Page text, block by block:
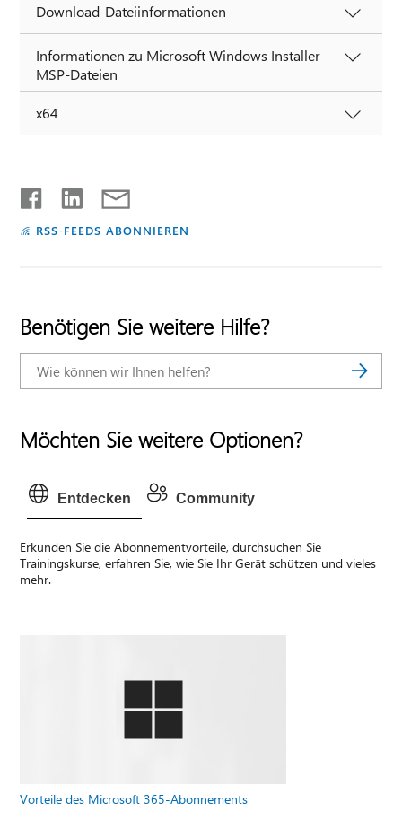
Download-Dateiinformationen
Informationen zu Microsoft Windows Installer
MSP-Dateien
x64
RSS-FEEDS ABONNIEREN
Benötigen Sie weitere Hilfe?
Möchten Sie weitere Optionen?
Entdecken Community
Erkunden Sie die Abonnementvorteile, durchsuchen Sie
Trainingskurse, erfahren Sie, wie Sie Ihr Gerät schützen und vieles
mehr.
Vorteile des Microsoft 365-Abonnements